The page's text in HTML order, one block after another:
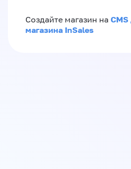
Создайте магазин на CMS
магазина InSales